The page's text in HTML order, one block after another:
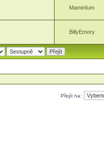
Maminfum
BillyEmory
Přejít na: